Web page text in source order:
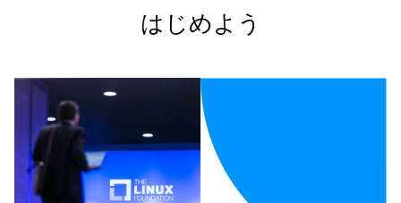
はじめよう